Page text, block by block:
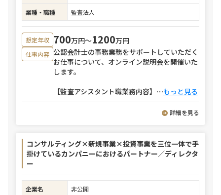
業種・職種
監査法人
想定年収 700万円〜1200万円
仕事内容 公認会計士の事務業務をサポートしていただく
お仕事について、オンライン説明会を開催いた
します。
【監査アシスタント職業務内容】 ⋯もっと見る
詳細を見る
コンサルティング×新規事業×投資事業を三位一体で手
掛けているカンパニーにおけるパートナー／ディレクタ
ー
企業名
非公開